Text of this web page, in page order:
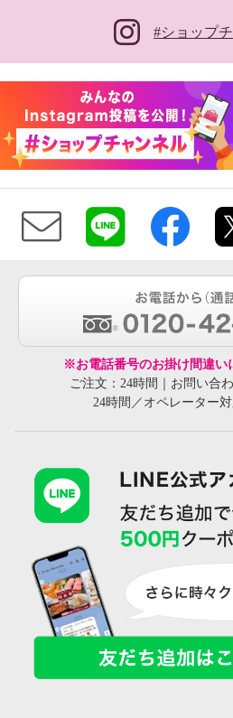
#ショップ
※お電話番号のお掛け間違い
ご注文：24時間｜お問い合
24時間／オペレーター